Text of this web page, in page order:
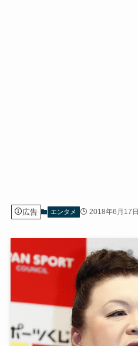
広告 エンタメ 2018年6月17日